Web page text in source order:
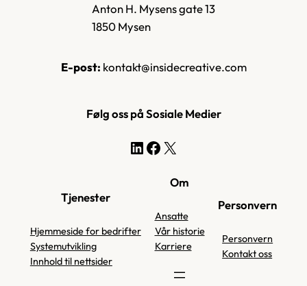
Anton H. Mysens gate 13
1850 Mysen
E-post: kontakt@insidecreative.com
Følg oss på Sosiale Medier
LinkedIn Facebook X
Tjenester
Hjemmeside for bedrifter
Systemutvikling
Innhold til nettsider
Om
Ansatte
Vår historie
Karriere
Personvern
Personvern
Kontakt oss